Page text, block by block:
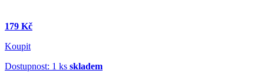
179 Kč
Koupit
Dostupnost: 1 ks skladem